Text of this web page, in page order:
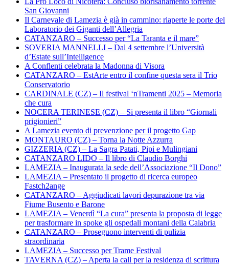
San Giovanni
Il Carnevale di Lamezia è già in cammino: riaperte le porte del
Laboratorio dei Giganti dell’Allegria
CATANZARO – Successo per “La Taranta e il mare”
SOVERIA MANNELLI – Dal 4 settembre l’Università
d’Estate sull’Intelligence
A Conflenti celebrata la Madonna di Visora
CATANZARO – EstArte entro il confine questa sera il Trio
Conservatorio
CARDINALE (CZ) – Il festival ‘nTramenti 2025 – Memoria
che cura
NOCERA TERINESE (CZ) – Si presenta il libro “Giornali
prigionieri”
A Lamezia evento di prevenzione per il progetto Gap
MONTAURO (CZ) – Torna la Notte Azzurra
GIZZERIA (CZ) – La Sagra Patati, Pipi e Mulingiani
CATANZARO LIDO – Il libro di Claudio Borghi
LAMEZIA – Inaugurata la sede dell’Associazione “Il Dono”
LAMEZIA – Presentato il progetto di ricerca europeo
Fastch2ange
CATANZARO – Aggiudicati lavori depurazione tra via
Fiume Busento e Barone
LAMEZIA – Venerdì “La cura” presenta la proposta di legge
per trasformare in spoke gli ospedali montani della Calabria
CATANZARO – Proseguono interventi di pulizia
straordinaria
LAMEZIA – Successo per Trame Festival
TAVERNA (CZ) – Aperta la call per la residenza di scrittura